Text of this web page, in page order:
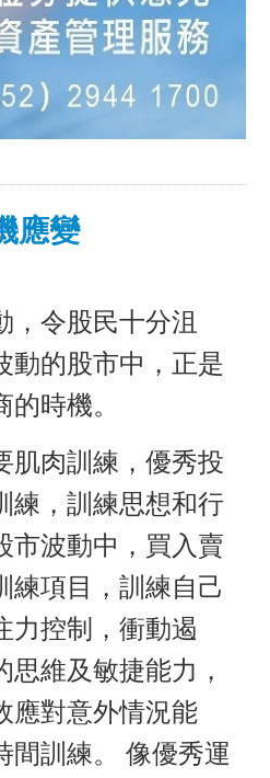
應變
，令股民十分沮
動的股市中，正是
時機。
肌肉訓練，優秀投
練，訓練思想和行
市波動中，買入賣
練項目，訓練自己
力控制，衝動遏
維及敏捷能力，
應對意外情況能
間訓練。 像優秀運